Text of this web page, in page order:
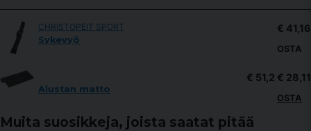
name
Nimi
Sähköpostiosoite
CHRISTOPEIT SPORT
Sykevyö
€ 41,16
OSTA
Alustan matto
€ 51,2 € 28,11
OSTA
Muita suosikkeja, joista saatat pitää